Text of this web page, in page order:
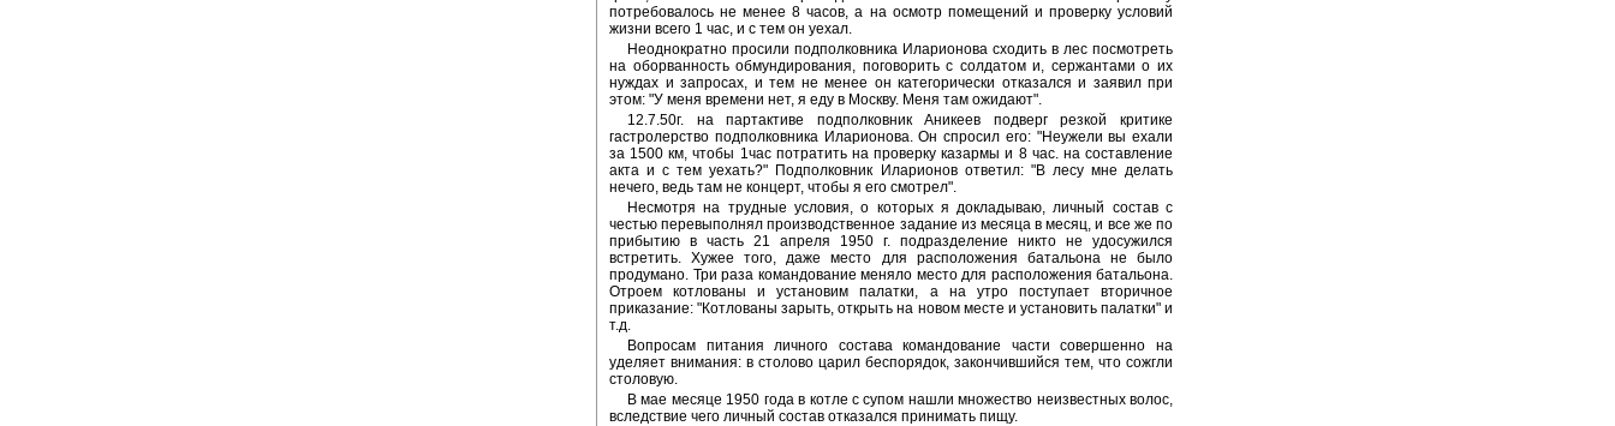
потребовалось не менее 8 часов, а на осмотр помещений и проверку условий
жизни всего 1 час, и с тем он уехал.
Неоднократно просили подполковника Иларионова сходить в лес посмотреть
на оборванность обмундирования, поговорить с солдатом и, сержантами о их
нуждах и запросах, и тем не менее он категорически отказался и заявил при
этом: "У меня времени нет, я еду в Москву. Меня там ожидают".
12.7.50г. на партактиве подполковник Аникеев подверг резкой критике
гастролерство подполковника Иларионова. Он спросил его: "Неужели вы ехали
за 1500 км, чтобы 1час потратить на проверку казармы и 8 час. на составление
акта и с тем уехать?" Подполковник Иларионов ответил: "В лесу мне делать
нечего, ведь там не концерт, чтобы я его смотрел".
Несмотря на трудные условия, о которых я докладываю, личный состав с
честью перевыполнял производственное задание из месяца в месяц, и все же по
прибытию в часть 21 апреля 1950 г. подразделение никто не удосужился
встретить. Хужее того, даже место для расположения батальона не было
продумано. Три раза командование меняло место для расположения батальона.
Отроем котлованы и установим палатки, а на утро поступает вторичное
приказание: "Котлованы зарыть, открыть на новом месте и установить палатки" и
т.д.
Вопросам питания личного состава командование части совершенно на
уделяет внимания: в столово царил беспорядок, закончившийся тем, что сожгли
столовую.
В мае месяце 1950 года в котле с супом нашли множество неизвестных волос,
вследствие чего личный состав отказался принимать пищу.